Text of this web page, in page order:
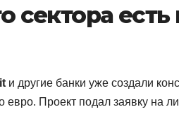
сектора
и другие банки уже создали
евро. Проект подал заявку на